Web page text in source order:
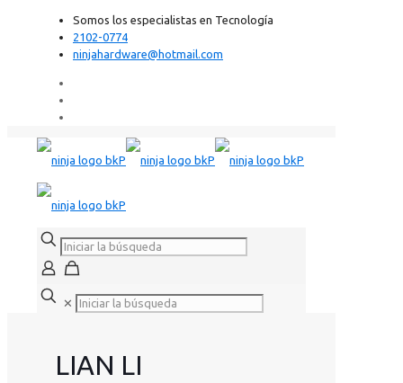
Somos los especialistas en Tecnología
2102-0774
ninjahardware@hotmail.com
✕
LIAN LI